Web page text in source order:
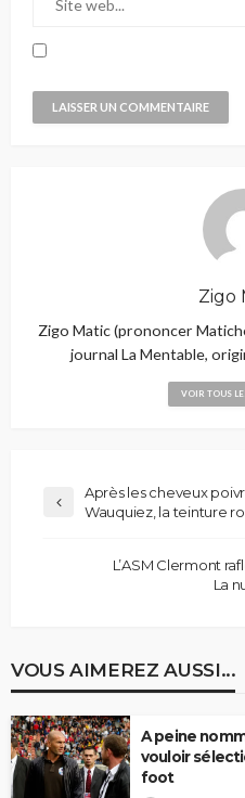
Zigo
Zigo Matic (prononcer
journal La Mentable,
VOIR TOUS
Après les cheveux
Wauquiez, la teinture
L’ASM Clermont
La
VOUS AIMEREZ AUSSI...
A peine
vouloir
foot